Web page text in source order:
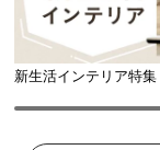
に
つ
い
配
新生活インテリア特集